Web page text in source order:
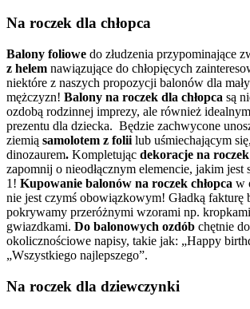
Na roczek dla chłopca
Balony foliowe do złudzenia przypominające
z helem nawiązujące do chłopięcych
niektóre z naszych propozycji balonów dla
mężczyzn! Balony na roczek dla chłopca są
ozdobą rodzinnej imprezy, ale również
prezentu dla dziecka. Będzie zachwycone
ziemią samolotem z folii lub uśmiechającym
dinozaurem. Kompletując dekoracje na roczek
zapomnij o nieodłącznym elemencie, jakim jest
1! Kupowanie balonów na roczek chłopca w
nie jest czymś obowiązkowym! Gładką fakturę
pokrywamy przeróżnymi wzorami np.
gwiazdkami. Do balonowych ozdób chętnie
okolicznościowe napisy, takie jak: „Happy
„Wszystkiego najlepszego”.
Na roczek dla dziewczynki